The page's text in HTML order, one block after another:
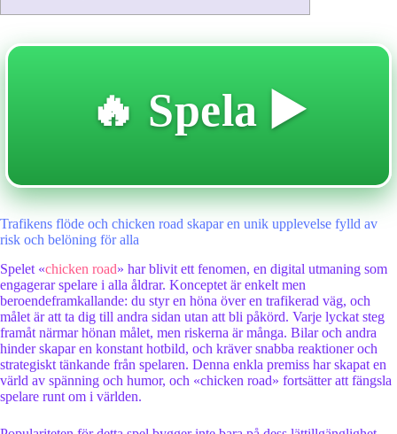
🔥 Spela ▶️
Trafikens flöde och chicken road skapar en unik upplevelse fylld av
risk och belöning för alla
Spelet «chicken road» har blivit ett fenomen, en digital utmaning som
engagerar spelare i alla åldrar. Konceptet är enkelt men
beroendeframkallande: du styr en höna över en trafikerad väg, och
målet är att ta dig till andra sidan utan att bli påkörd. Varje lyckat steg
framåt närmar hönan målet, men riskerna är många. Bilar och andra
hinder skapar en konstant hotbild, och kräver snabba reaktioner och
strategiskt tänkande från spelaren. Denna enkla premiss har skapat en
värld av spänning och humor, och «chicken road» fortsätter att fängsla
spelare runt om i världen.